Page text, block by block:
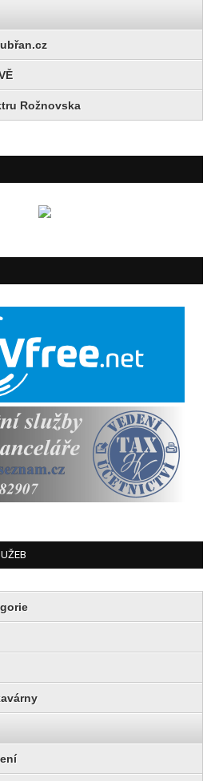
Rožnovska